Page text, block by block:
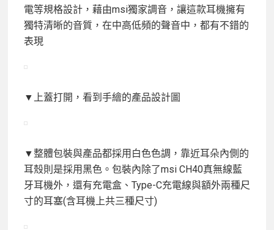
電等規格設計，藉由msi獨家調音，讓這款耳機擁有
獨特清晰的音質，在中高低頻的聲音中，都有不錯的
表現
▼上蓋打開，看到手繪的產品設計圖
▼整體包裝與產品都採用白色色調，靠近耳朵內側的
耳殼則是採用黑色。包裝內除了msi CH40真無線藍
牙耳機外，還有充電盒、Type-C充電線與額外兩種尺
寸的耳塞(含耳機上共三種尺寸)